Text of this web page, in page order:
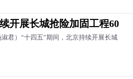
开展长城抢险加固工程60
君）“十四五”期间，北京持续开展长城